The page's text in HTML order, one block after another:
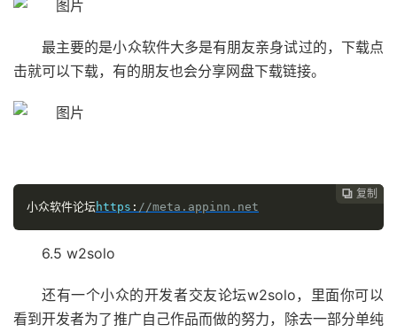
最主要的是小众软件大多是有朋友亲身试过的，下载点
击就可以下载，有的朋友也会分享网盘下载链接。
 复制
小众软件论坛https : //meta.appinn.net
6.5 w2solo
还有一个小众的开发者交友论坛w2solo，里面你可以
看到开发者为了推广自己作品而做的努力，除去一部分单纯